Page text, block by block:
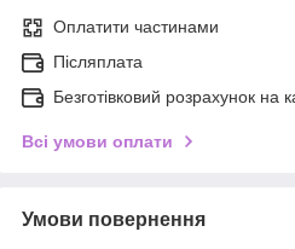
Оплатити частинами
Післяплата
Безготівковий розрахунок на
Всі умови оплати
Умови повернення